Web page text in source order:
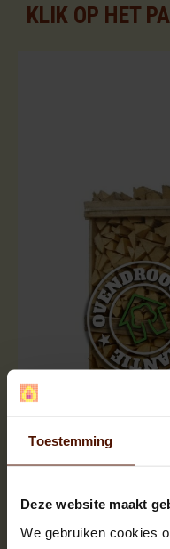
Toestemming
Deze website maakt
We gebruiken cookies